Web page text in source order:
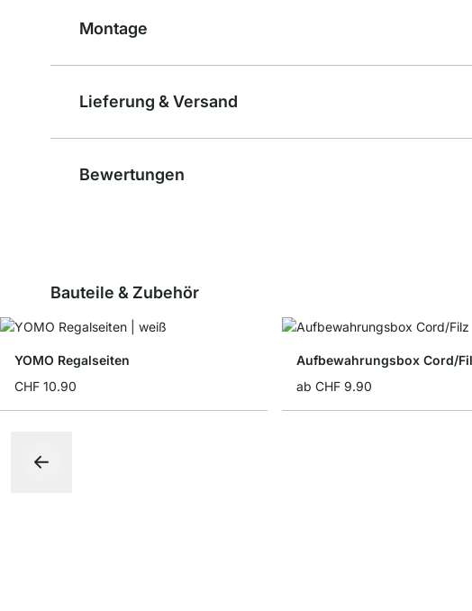
Montage
Lieferung & Versand
Bewertungen
Bauteile & Zubehör
YOMO Regalseiten
CHF 10.90
Aufbewahrungsbox Cord/
ab CHF 9.90